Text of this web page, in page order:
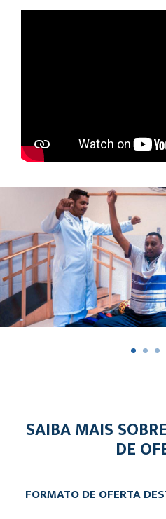
SAIBA MAIS
DE
FORMATO DE OFERTA